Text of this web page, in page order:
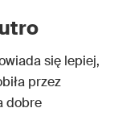
się lepiej,
przez
dobre